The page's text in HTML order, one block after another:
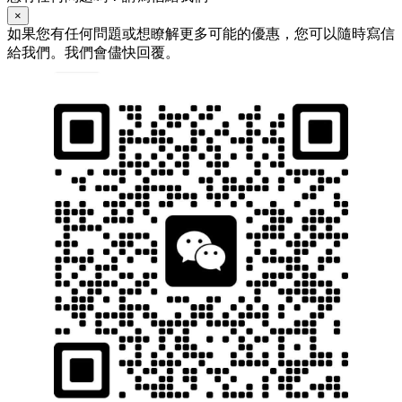
×
如果您有任何問題或想瞭解更多可能的優惠，您可以隨時寫信
給我們。我們會儘快回覆。